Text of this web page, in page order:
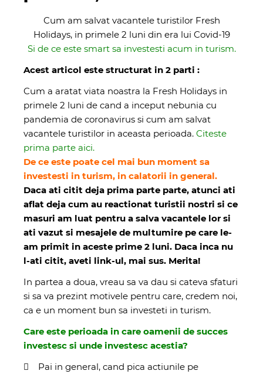
Cum am salvat vacantele turistilor Fresh
Holidays, in primele 2 luni din era lui Covid-19
Si de ce este smart sa investesti acum in turism.
Acest articol este structurat in 2 parti :
Cum a aratat viata noastra la Fresh Holidays in
primele 2 luni de cand a inceput nebunia cu
pandemia de coronavirus si cum am salvat
vacantele turistilor in aceasta perioada. Citeste
prima parte aici.
De ce este poate cel mai bun moment sa
investesti in turism, in calatorii in general.
Daca ati citit deja prima parte parte, atunci ati
aflat deja cum au reactionat turistii nostri si ce
masuri am luat pentru a salva vacantele lor si
ati vazut si mesajele de multumire pe care le-
am primit in aceste prime 2 luni. Daca inca nu
l-ati citit, aveti link-ul, mai sus. Merita!
In partea a doua, vreau sa va dau si cateva sfaturi
si sa va prezint motivele pentru care, credem noi,
ca e un moment bun sa investeti in turism.
Care este perioada in care oamenii de succes
investesc si unde investesc acestia?
Pai in general, cand pica actiunile pe